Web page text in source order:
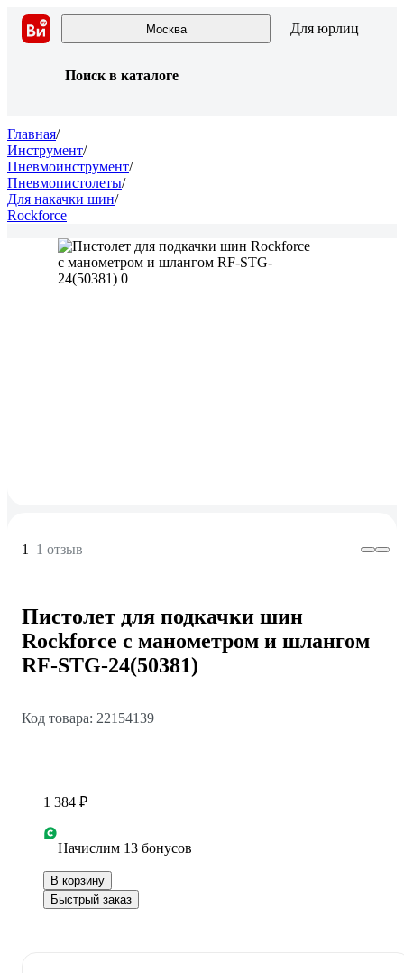
Москва Для юрлиц
Поиск в каталоге
Главная/
Инструмент/
Пневмоинструмент/
Пневмопистолеты/
Для накачки шин/
Rockforce
1 1 отзыв
Пистолет для подкачки шин
Rockforce с манометром и шлангом
RF-STG-24(50381)
Код товара: 22154139
1 384 ₽
Начислим 13 бонусов
В корзину
Быстрый заказ